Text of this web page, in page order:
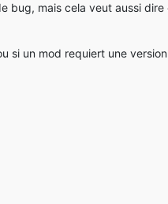
bug, mais cela veut aussi dire
si un mod requiert une